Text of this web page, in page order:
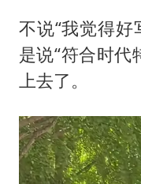
不说“我觉得好
是说“符合时代
上去了。